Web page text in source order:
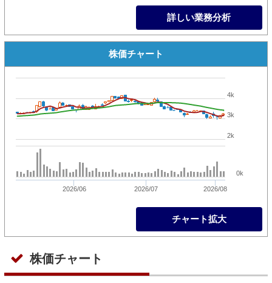
詳しい業務分析
株価チャート
2026/06 2026/07 2026/08
2k
3k
4k
0k
チャート拡大
株価チャート